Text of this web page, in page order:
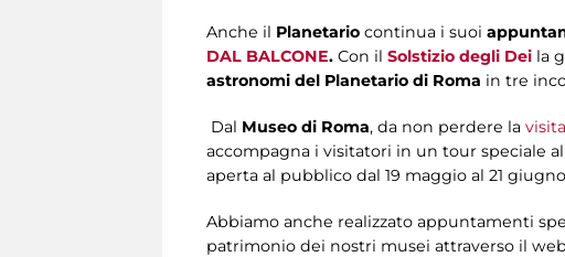
Anche il Planetario continua i suoi
DAL BALCONE. Con il Solstizio degli Dei la
astronomi del Planetario di Roma in tre
Dal Museo di Roma, da non perdere la
accompagna i visitatori in un tour speciale
aperta al pubblico dal 19 maggio al 21
Abbiamo anche realizzato appuntamenti
patrimonio dei nostri musei attraverso il